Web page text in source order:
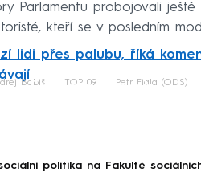
Parlamentu probojovali ještě
kteří se v posledním
lidi přes palubu, říká
Failed to fetch
Babiš TOP 09 Petr Fiala (ODS)
politika na Fakultě